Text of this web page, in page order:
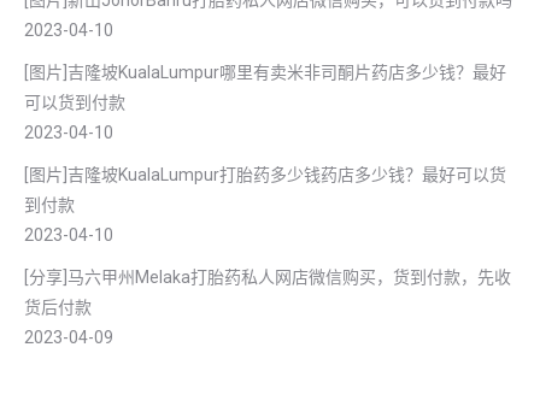
2023-04-10
[图片]吉隆坡KualaLumpur哪里有卖米非司酮片药店多少钱？最好
可以货到付款
2023-04-10
[图片]吉隆坡KualaLumpur打胎药多少钱药店多少钱？最好可以货
到付款
2023-04-10
[分享]马六甲州Melaka打胎药私人网店微信购买，货到付款，先收
货后付款
2023-04-09